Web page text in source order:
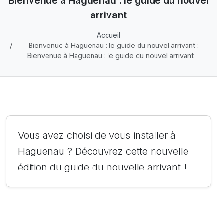
arrivant
Accueil
Bienvenue à Haguenau : le guide du nouvel arrivant :
Bienvenue à Haguenau : le guide du nouvel arrivant
Vous avez choisi de vous installer à
Haguenau ? Découvrez cette nouvelle
édition du guide du nouvelle arrivant !